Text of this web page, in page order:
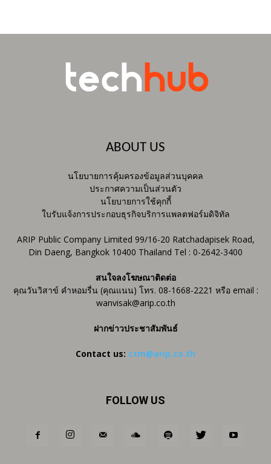
ABOUT US
นโยบายการคุ้มครองข้อมูลส่วนบุคคล
ประกาศความเป็นส่วนตัว
นโยบายการใช้คุกกี้
ใบรับแจ้งการประกอบธุรกิจบริการแพลตฟอร์มดิจิทัล
ARIP Public Company Limited 99/16-20 Ratchadapisek Road,
Din Daeng, Bangkok 10400 Thailand Tel : 0-2642-3400
สนใจลงโฆษณาติดต่อ
คุณวันวิสาข์ คำหอมรื่น (คุณแนน) โทร. 08-1668-2221 หรือ email :
wanvisak@arip.co.th
ฝากข่าวประชาสัมพันธ์
Contact us: ctm@arip.co.th
FOLLOW US